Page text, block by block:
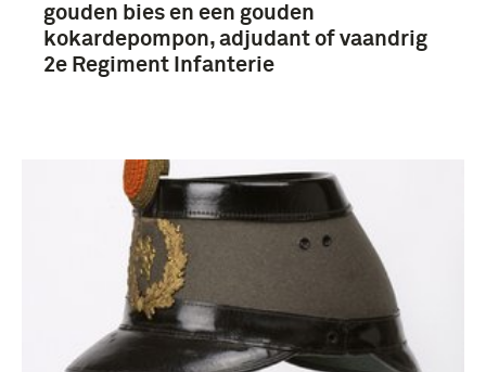
Militaire Huis (8)
Juliana (koningin der Nederlanden) (6)
Nederland (25)
gouden bies en een gouden
kokardepompon, adjudant of vaandrig
2e Regiment Infanterie